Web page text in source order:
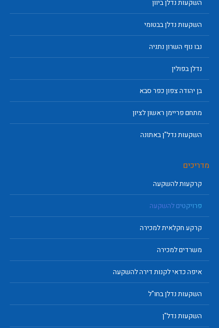
השקעות נדלן ביוון
השקעות נדלן בבטומי
נבו נוף השרון נתניה
נדלן בפולין
בן יהודה צפון כפר סבא
מתחם פריימן ראשון לציון
השקעות נדל"ן באתונה
מדריכים
קרקעות להשקעה
פרויקטים להשקעה
קרקע חקלאית למכירה
משרדים למכירה
איפה כדאי לקנות דירה להשקעה
השקעות נדלן בחו"ל
השקעות נדל"ן